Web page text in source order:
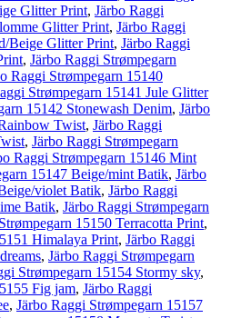
Glitter Print, Järbo Raggi
Glitter Print, Järbo Raggi
Beige Glitter Print, Järbo Raggi
, Järbo Raggi Strømpegarn
Raggi Strømpegarn 15140
Strømpegarn 15141 Jule Glitter
15142 Stonewash Denim, Järbo
Twist, Järbo Raggi
, Järbo Raggi Strømpegarn
Raggi Strømpegarn 15146 Mint
15147 Beige/mint Batik, Järbo
violet Batik, Järbo Raggi
Batik, Järbo Raggi Strømpegarn
15150 Terracotta Print,
Himalaya Print, Järbo Raggi
, Järbo Raggi Strømpegarn
Strømpegarn 15154 Stormy sky,
Fig jam, Järbo Raggi
, Järbo Raggi Strømpegarn 15157